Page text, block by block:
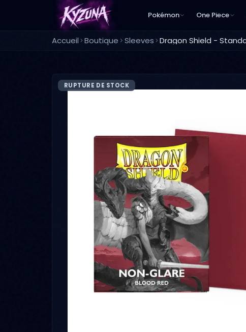
Pokémon One Piece
Accueil Boutique Sleeves
RUPTURE DE STOCK